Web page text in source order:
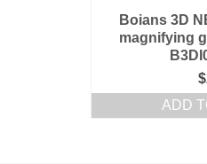
Boians 3D
magnifying
$
ADD